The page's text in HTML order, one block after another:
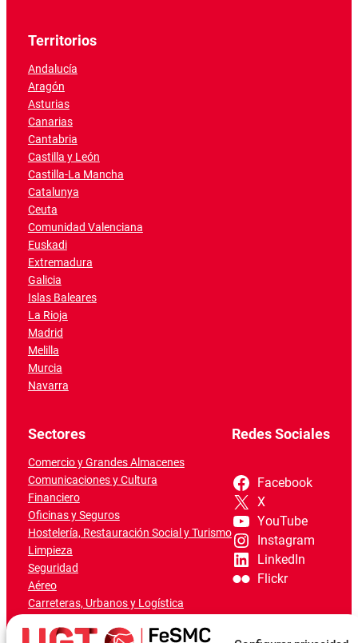
Territorios
Andalucía
Aragón
Asturias
Canarias
Cantabria
Castilla y León
Castilla-La Mancha
Catalunya
Ceuta
Comunidad Valenciana
Euskadi
Extremadura
Galicia
Islas Baleares
La Rioja
Madrid
Melilla
Murcia
Navarra
Sectores
Comercio y Grandes Almacenes
Comunicaciones y Cultura
Financiero
Oficinas y Seguros
Hostelería, Restauración Social y Turismo
Limpieza
Seguridad
Aéreo
Carreteras, Urbanos y Logística
Marítimo-Portuario
Redes Sociales
Facebook
X
YouTube
Instagram
LinkedIn
Flickr